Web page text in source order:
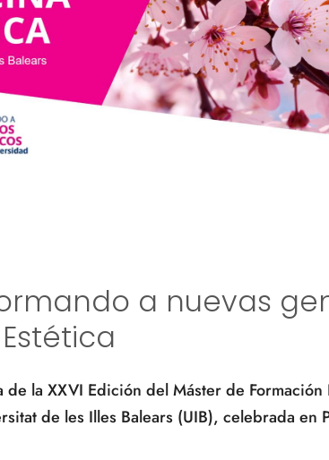
ARRUGAS
DE LA PIEL
CELULITIS
VIGILANTES DE
SEGURIDAD
GRÚAS
a nuevas
de la XXVI Edición del Máster de
de les Illes Balears (UIB), celebrada en